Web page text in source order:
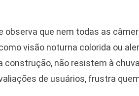
observa que nem todas as
visão noturna colorida ou
não resistem à
de usuários, frustra